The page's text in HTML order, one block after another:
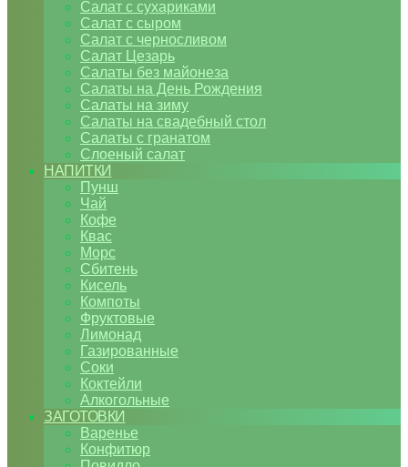
Салат с сухариками
Салат с сыром
Салат с черносливом
Салат Цезарь
Салаты без майонеза
Салаты на День Рождения
Салаты на зиму
Салаты на свадебный стол
Салаты с гранатом
Слоеный салат
НАПИТКИ
Пунш
Чай
Кофе
Квас
Морс
Сбитень
Кисель
Компоты
Фруктовые
Лимонад
Газированные
Соки
Коктейли
Алкогольные
ЗАГОТОВКИ
Варенье
Конфитюр